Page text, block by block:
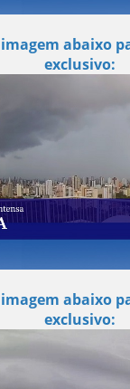
abaixo
exclusivo:
abaixo
exclusivo: